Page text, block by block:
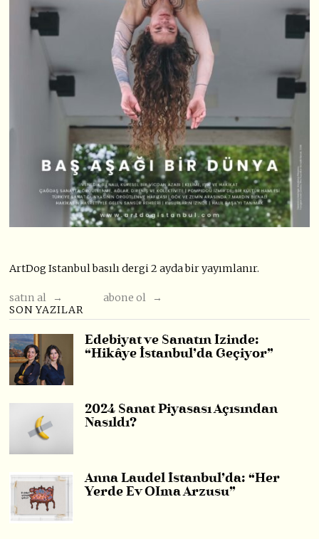
ArtDog Istanbul basılı dergi 2 ayda bir yayımlanır.
satın al →
abone ol →
SON YAZILAR
Edebiyat ve Sanatın İzinde:
“Hikâye İstanbul’da Geçiyor”
2024 Sanat Piyasası Açısından
Nasıldı?
Anna Laudel İstanbul’da: “Her
Yerde Ev OIma Arzusu”